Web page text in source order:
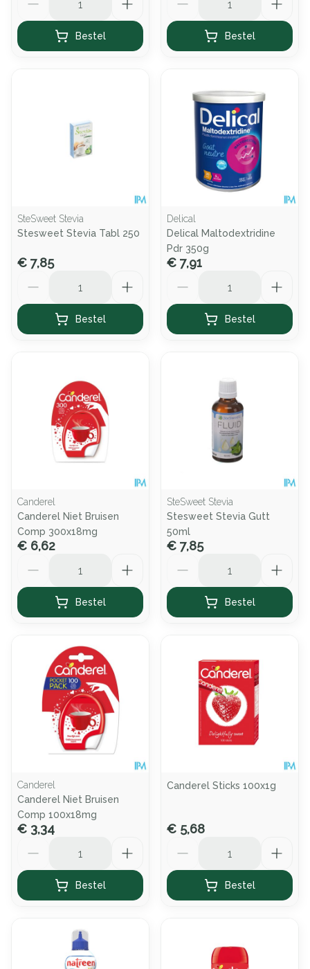
Bestel Bestel
SteSweet Stevia
Stesweet Stevia Tabl 250
€ 7,85
Bestel
Delical
Delical Maltodextridine
Pdr 350g
€ 7,91
Bestel
Canderel
Canderel Niet Bruisen
Comp 300x18mg
€ 6,62
Bestel
SteSweet Stevia
Stesweet Stevia Gutt
50ml
€ 7,85
Bestel
Canderel
Canderel Niet Bruisen
Comp 100x18mg
€ 3,34
Bestel
Canderel Sticks 100x1g
€ 5,68
Bestel